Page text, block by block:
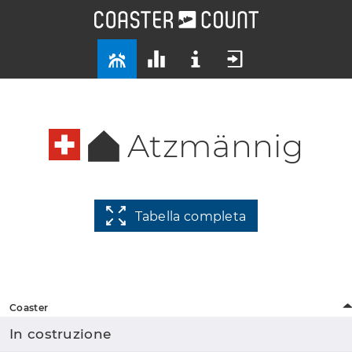
Atzmännig
Tabella completa
Coaster
In costruzione